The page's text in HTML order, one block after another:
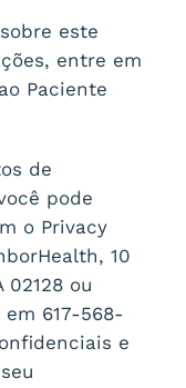
este
entre em
Paciente
de
pode
o Privacy
10
02128 ou
617-568-
e